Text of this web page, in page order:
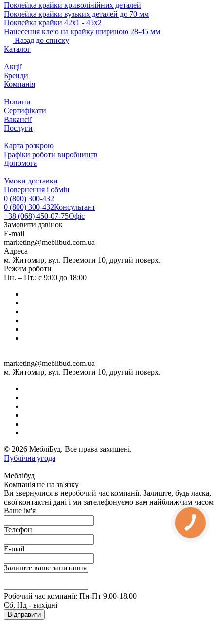
Поклейка крайки криволінійних деталей
Поклейка крайки вузьких деталей до 70 мм
Поклейка крайки 42х1 ‐ 45х2
Нанесення клею на крайку шириною 28-45 мм
Назад до списку
Каталог
Акції
Бренди
Компанія
Новини
Сертифікати
Вакансії
Послуги
Карта розкрою
Графіки роботи виробництв
Допомога
Умови доставки
Повернення і обмін
0 (800) 300-432
0 (800) 300-432Консультант
+38 (068) 450-07-75Офіс
Замовити дзвінок
E-mail
marketing@meblibud.com.ua
Адреса
м. Житомир, вул. Перемоги 10, другий поверх.
Режим роботи
Пн. – Пт.: с 9:00 до 18:00
marketing@meblibud.com.ua
м. Житомир, вул. Перемоги 10, другий поверх.
© 2026 МебліБуд. Все права захищені.
Публічна угода
Меблібуд
Компанія не на зв'язку
Ви звернулися в неробочий час компанії. Залиште, будь ласка,
свої контактні дані і ми зателефонуємо вам найближчим часом
Ваше ім'я
Телефон
E-mail
Залиште ваше запитання
Робочий час компанії: Пн-Пт 9.00-18.00
Сб, Нд - вихідні